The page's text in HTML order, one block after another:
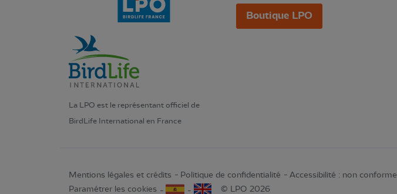
La LPO est le représentant officiel de
BirdLife International en France
Boutique LPO
Mentions légales et crédits Politique de confidentialité
Accessibilité : non conforme
Paramétrer les cookies
© LPO 2026